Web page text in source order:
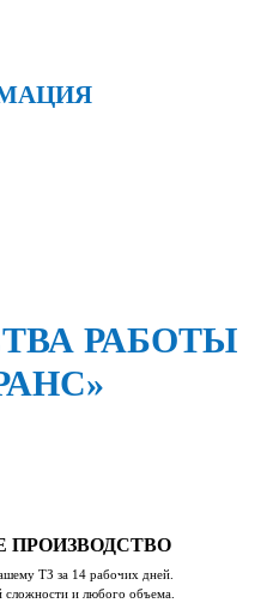
РАБОТЫ
ПРОИЗВОДСТВО
ТЗ за 14 рабочих дней.
сложности и любого объема.